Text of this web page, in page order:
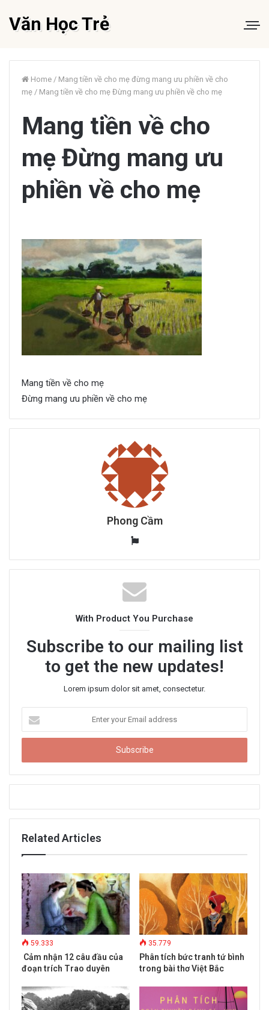
Văn Học Trẻ
Home / Mang tiền về cho mẹ đừng mang ưu phiền về cho
mẹ / Mang tiền về cho mẹ Đừng mang ưu phiền về cho mẹ
Mang tiền về cho
mẹ Đừng mang ưu
phiền về cho mẹ
Mang tiền về cho mẹ
Đừng mang ưu phiền về cho mẹ
Phong Cầm
W
b
s
i
e
With Product You Purchase
Subscribe to our mailing list
to get the new updates!
Lorem ipsum dolor sit amet, consectetur.
t
r
y
m
a
l
a
d
d
r
e
s
s
Related Articles
59.333
Cảm nhận 12 câu đầu của
đoạn trích Trao duyên
35.779
Phân tích bức tranh tứ bình
trong bài thơ Việt Bắc